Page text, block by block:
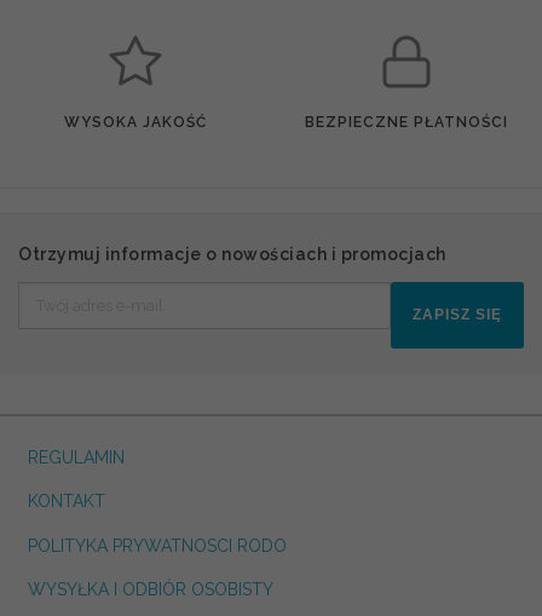
WYSOKA JAKOŚĆ BEZPIECZNE PŁATNOŚCI
Otrzymuj informacje o nowościach i promocjach
ZAPISZ SIĘ
REGULAMIN
KONTAKT
POLITYKA PRYWATNOSCI RODO
WYSYŁKA I ODBIÓR OSOBISTY